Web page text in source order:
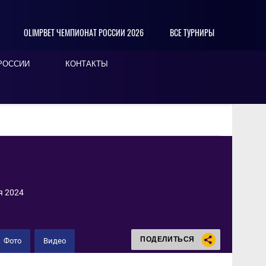
OLIMPBET ЧЕМПИОНАТ РОССИИ 2026 ВСЕ ТУРНИРЫ
КОНТАКТЫ
2024
Фото Видео ПОДЕЛИТЬСЯ